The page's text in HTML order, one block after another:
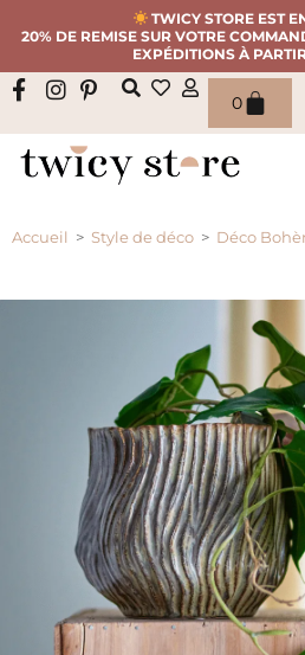
TWICY STORE EST
20% DE REMISE SUR VOTRE
EXPÉDITIONS À
0
Accueil > Style de déco > Déco